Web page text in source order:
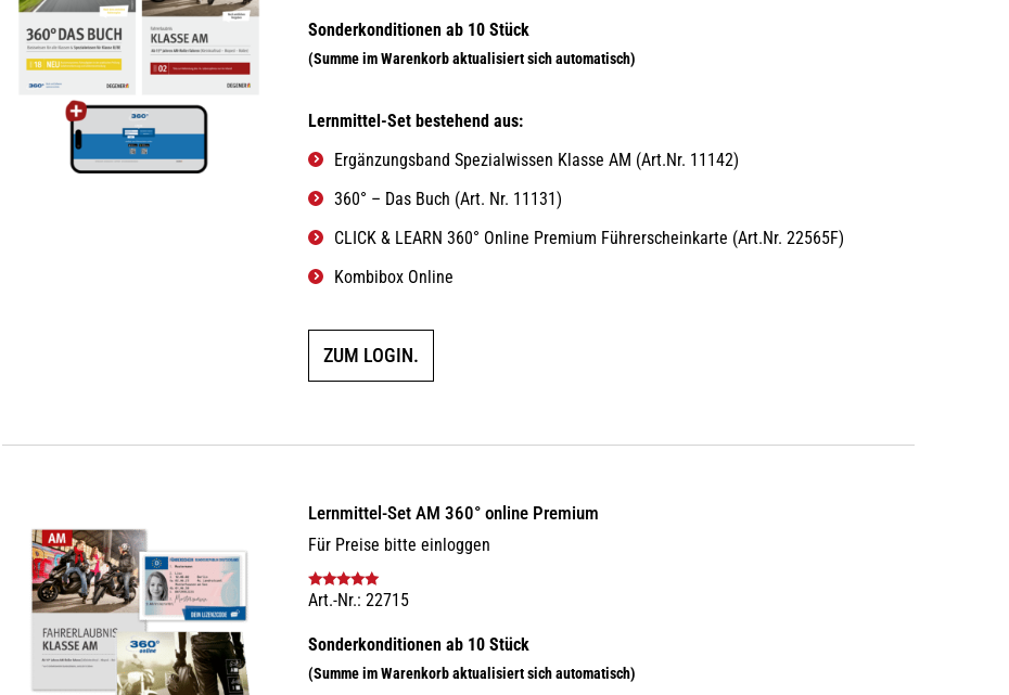
Lernmittel-Set bestehend aus:
Ergänzungsband Spezialwissen Klasse AM (Art.Nr. 11142)
360° – Das Buch (Art. Nr. 11131)
CLICK & LEARN 360° Online Premium Führerscheinkarte (Art.Nr. 22565F)
Kombibox Online
ZUM LOGIN.
Lernmittel-Set AM 360° online Premium
Für Preise bitte einloggen
Bewertet mit
Art.-Nr.: 22715